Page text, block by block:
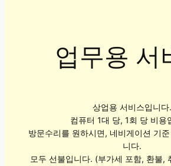
업무용 서
상업용 서비스입니다.
컴퓨터 1대 당, 1회 당 비용
방문수리를 원하시면, 네비게이션 기
니다.
모두 선불입니다. (부가세 포함, 환불,